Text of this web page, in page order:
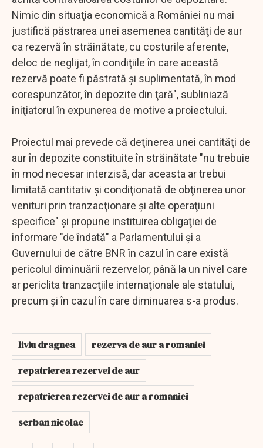
Nimic din situaţia economică a României nu mai
justifică păstrarea unei asemenea cantităţi de aur
ca rezervă în străinătate, cu costurile aferente,
deloc de neglijat, în condiţiile în care această
rezervă poate fi păstrată şi suplimentată, în mod
corespunzător, în depozite din ţară", subliniază
iniţiatorul în expunerea de motive a proiectului.
Proiectul mai prevede că deţinerea unei cantităţi de
aur în depozite constituite în străinătate "nu trebuie
în mod necesar interzisă, dar aceasta ar trebui
limitată cantitativ şi condiţionată de obţinerea unor
venituri prin tranzacţionare şi alte operaţiuni
specifice" şi propune instituirea obligaţiei de
informare "de îndată" a Parlamentului şi a
Guvernului de către BNR în cazul în care există
pericolul diminuării rezervelor, până la un nivel care
ar periclita tranzacţiile internaţionale ale statului,
precum şi în cazul în care diminuarea s-a produs.
liviu dragnea
rezerva de aur a romaniei
repatrierea rezervei de aur
repatrierea rezervei de aur a romaniei
serban nicolae